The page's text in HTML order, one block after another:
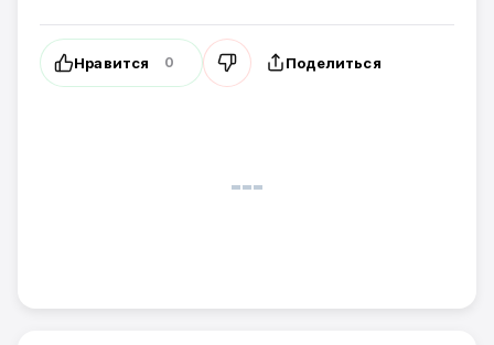
Нравится 0 Поделиться